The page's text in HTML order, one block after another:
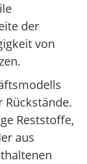
der
von
Rückstände.
Reststoffe,
aus